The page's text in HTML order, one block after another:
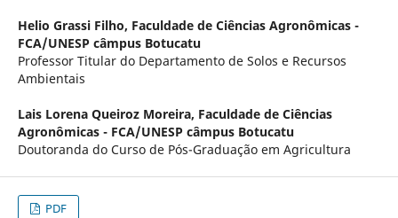
Helio Grassi Filho, Faculdade de Ciências Agronômicas -
FCA/UNESP câmpus Botucatu
Professor Titular do Departamento de Solos e Recursos
Ambientais
Lais Lorena Queiroz Moreira, Faculdade de Ciências
Agronômicas - FCA/UNESP câmpus Botucatu
Doutoranda do Curso de Pós-Graduação em Agricultura
PDF